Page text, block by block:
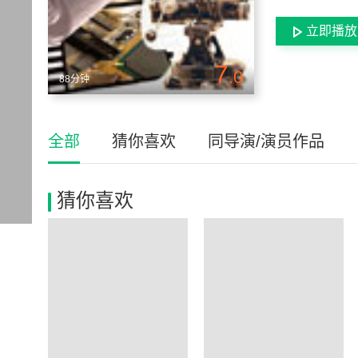
88分钟 7.0
立即播放
全部 猜你喜欢 同导演/演员作品
猜你喜欢